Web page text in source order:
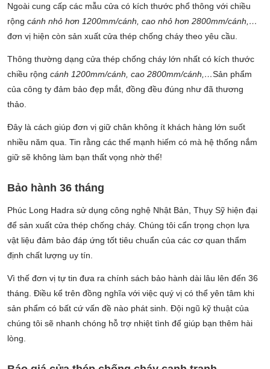
Ngoài cung cấp các mẫu cửa có kích thước phổ thông với chiều
rộng cánh nhỏ hơn 1200mm/cánh, cao nhỏ hơn 2800mm/cánh,…
đơn vị hiện còn sản xuất cửa thép chống cháy theo yêu cầu.
Thông thường dạng cửa thép chống cháy lớn nhất có kích thước
chiều rộng cánh 1200mm/cánh, cao 2800mm/cánh,…Sản phẩm
của công ty đảm bảo đẹp mắt, đồng đều đúng như đã thương
thảo.
Đây là cách giúp đơn vị giữ chân không ít khách hàng lớn suốt
nhiều năm qua. Tin rằng các thế mạnh hiếm có mà hệ thống nắm
giữ sẽ không làm bạn thất vọng nhờ thế!
Bảo hành 36 tháng
Phúc Long Hadra sử dụng công nghệ Nhật Bản, Thụy Sỹ hiện đại
để sản xuất cửa thép chống cháy. Chúng tôi cẩn trọng chọn lựa
vật liệu đảm bảo đáp ứng tốt tiêu chuẩn của các cơ quan thẩm
định chất lượng uy tín.
Vì thế đơn vị tự tin đưa ra chính sách bảo hành dài lâu lên đến 36
tháng. Điều kể trên đồng nghĩa với việc quý vị có thể yên tâm khi
sản phẩm có bất cứ vấn đề nào phát sinh. Đội ngũ kỹ thuật của
chúng tôi sẽ nhanh chóng hỗ trợ nhiệt tình để giúp bạn thêm hài
lòng.